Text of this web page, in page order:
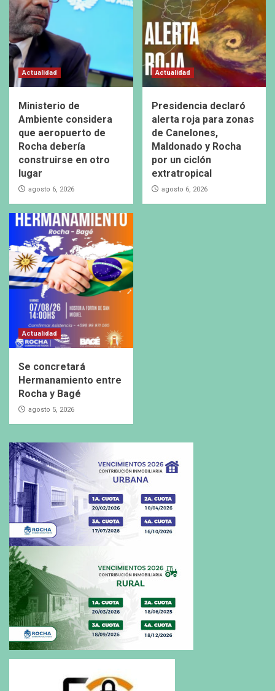
Actualidad
Ministerio de
Ambiente considera
que aeropuerto de
Rocha debería
construirse en otro
lugar
agosto 6, 2026
Actualidad
Presidencia declaró
alerta roja para zonas
de Canelones,
Maldonado y Rocha
por un ciclón
extratropical
agosto 6, 2026
Actualidad
Se concretará
Hermanamiento entre
Rocha y Bagé
agosto 5, 2026